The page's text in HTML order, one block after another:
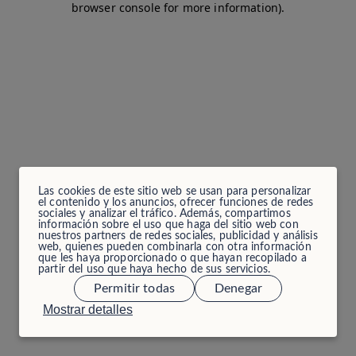
Las cookies de este sitio web se usan para personalizar
el contenido y los anuncios, ofrecer funciones de redes
sociales y analizar el tráfico. Además, compartimos
información sobre el uso que haga del sitio web con
nuestros partners de redes sociales, publicidad y análisis
web, quienes pueden combinarla con otra información
que les haya proporcionado o que hayan recopilado a
partir del uso que haya hecho de sus servicios.
Mostrar detalles
Permitir todas Denegar
browser console for more information).